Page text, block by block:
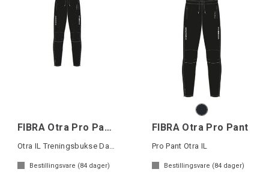
FIBRA Otra Pro Pant W
Otra IL Treningsbukse Dame
Bestillingsvare (84 dager)
FIBRA Otra Pro Pant
Pro Pant Otra IL
Bestillingsvare (84 dager)